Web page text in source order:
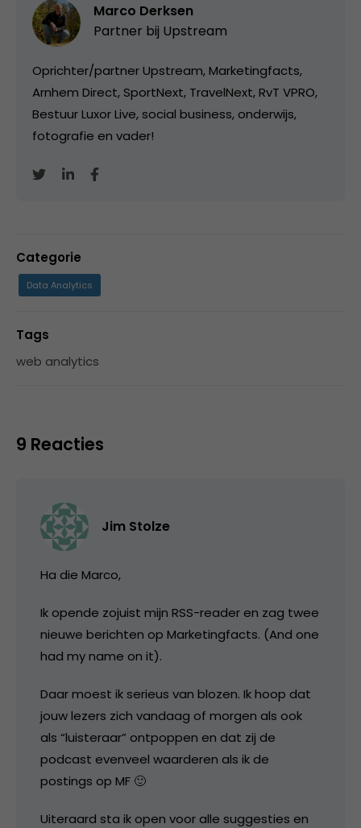
Marco Derksen
Partner bij Upstream
Oprichter/partner Upstream, Marketingfacts,
Arnhem Direct, SportNext, TravelNext, RvT VPRO,
Bestuur Luxor Live, social business, onderwijs,
fotografie en vader!
Categorie
Data Analytics
Tags
web analytics
9 Reacties
Jim Stolze
Ha die Marco,
Ik opende zojuist mijn RSS-reader en zag twee
nieuwe berichten op Marketingfacts. (And one
had my name on it).
Daar moest ik serieus van blozen. Ik hoop dat
jouw lezers zich vandaag of morgen als ook
als “luisteraar” ontpoppen en dat zij de
podcast evenveel waarderen als ik de
postings op MF 🙂
Uiteraard sta ik open voor alle suggesties en